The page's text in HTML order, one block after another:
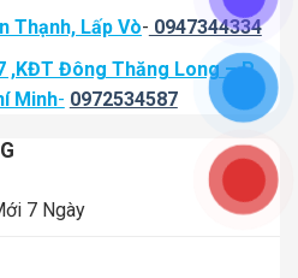
Thạnh, Lấp Vò- 0947344334
,KĐT Đông Thăng Long – P
Minh- 0972534587
7 Ngày